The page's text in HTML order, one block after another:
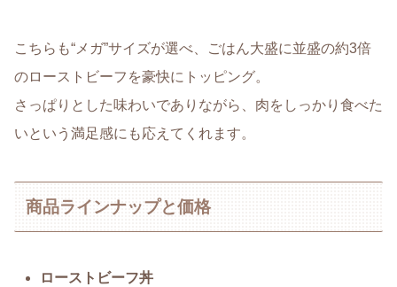
こちらも“メガ”サイズが選べ、ごはん大盛に並盛の約3倍
のローストビーフを豪快にトッピング。
さっぱりとした味わいでありながら、肉をしっかり食べた
いという満足感にも応えてくれます。
商品ラインナップと価格
ローストビーフ丼